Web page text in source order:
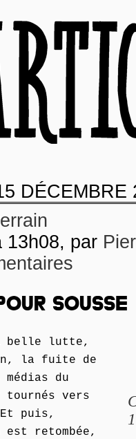
DÉCEMBRE
13h08, par
SOUSSE
belle lutte,
la fuite de
du
tournés vers
puis,
retombée,